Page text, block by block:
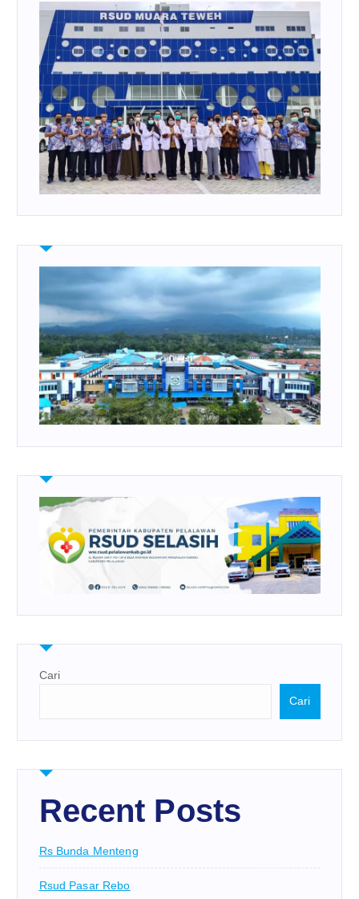
Cari
Cari
Recent Posts
Rs Bunda Menteng
Rsud Pasar Rebo